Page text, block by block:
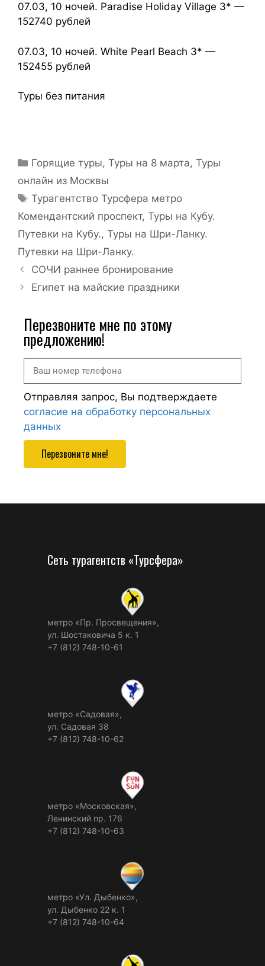
07.03, 10 ночей. Paradise Holiday Village 3* —
152740 рублей
07.03, 10 ночей. White Pearl Beach 3* —
152455 рублей
Туры без питания
Горящие туры,Туры на 8 марта,Туры
онлайн из Москвы
Турагентство Турсфера метро
Комендантский проспект, Туры на Кубу.
Путевки на Кубу., Туры на Шри-Ланку.
Путевки на Шри-Ланку.
СОЧИ раннее бронирование
Египет на майские праздники
Перезвоните мне по этому
предложению!
Отправляя запрос, Вы подтверждаете
согласие на обработку персональных
данных
Перезвоните мне!
Сеть турагентств «Турсфера»
метро «Пр. Просвещения»,
ул. Шостаковича 5 к. 1
+7 (812) 748-10-61
метро «Садовая»,
ул. Садовая 38
+7 (812) 748-10-62
метро «Московская»,
Ленинский пр. 176
+7 (812) 748-10-63
метро «Ул. Дыбенко»,
ул. Дыбенко 22 к. 1
+7 (812) 748-10-64